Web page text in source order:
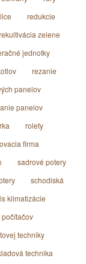
redukcie
zelene
jednotky
rezanie
panelov
panelov
rolety
firma
sadrové potery
schodiská
klimatizácie
techniky
technika